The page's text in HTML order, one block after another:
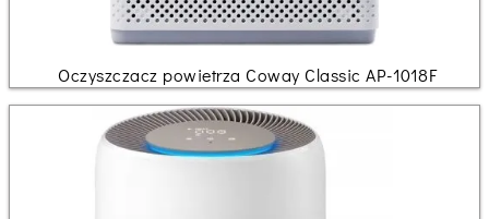
Oczyszczacz powietrza Coway Classic AP-1018F